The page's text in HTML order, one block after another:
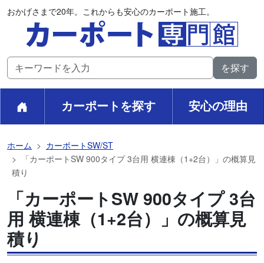
おかげさまで20年。これからも安心のカーポート施工。
カーポートを探す 安心の理由
ホーム
カーポートSW/ST
「カーポートSW 900タイプ 3台用 横連棟（1+2台）」の概算見
積り
「カーポートSW 900タイプ 3台
用 横連棟（1+2台）」の概算見
積り